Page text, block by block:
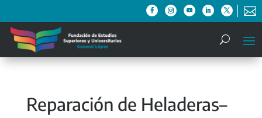

Reparación de Heladeras–